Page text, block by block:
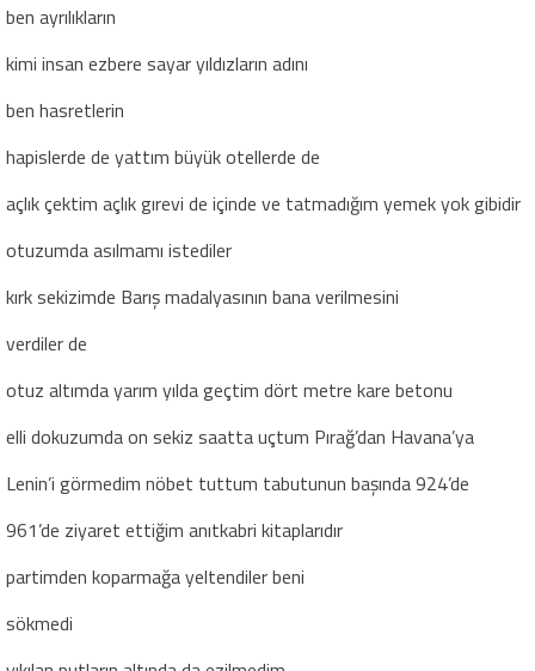
ben ayrılıkların
kimi insan ezbere sayar yıldızların adını
ben hasretlerin
hapislerde de yattım büyük otellerde de
açlık çektim açlık gırevi de içinde ve tatmadığım yemek yok gibidir
otuzumda asılmamı istediler
kırk sekizimde Barış madalyasının bana verilmesini
verdiler de
otuz altımda yarım yılda geçtim dört metre kare betonu
elli dokuzumda on sekiz saatta uçtum Pırağ’dan Havana’ya
Lenin’i görmedim nöbet tuttum tabutunun başında 924’de
961’de ziyaret ettiğim anıtkabri kitaplarıdır
partimden koparmağa yeltendiler beni
sökmedi